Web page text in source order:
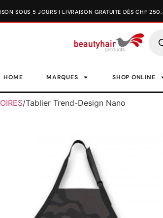
HOME MARQUES SHOP ONLINE
/Tablier Trend-Design Nano